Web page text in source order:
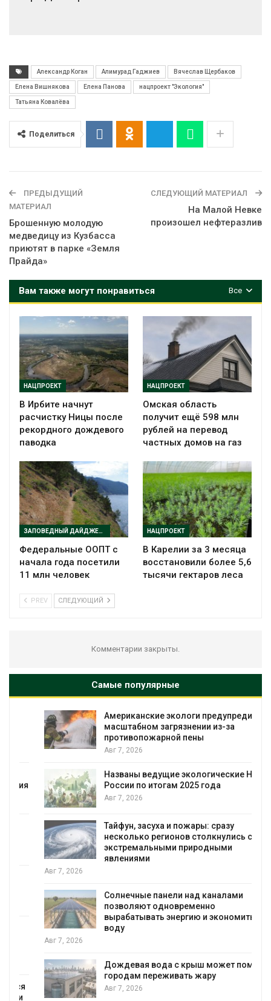
Александр Коган Алимурад Гаджиев Вячеслав Щербаков
Елена Вишнякова Елена Панова нацпроект "Экология"
Татьяна Ковалёва
Поделиться
ПРЕДЫДУЩИЙ
МАТЕРИАЛ
Брошенную молодую
медведицу из Кузбасса
приютят в парке «Земля
Прайда»
СЛЕДУЮЩИЙ МАТЕРИАЛ
На Малой Невке
произошел нефтеразлив
Все
Вам также могут понравиться
НАЦПРОЕКТ
В Ирбите начнут
расчистку Ницы после
рекордного дождевого
паводка
НАЦПРОЕКТ
Омская область
получит ещё 598 млн
рублей на перевод
частных домов на газ
ЗАПОВЕДНЫЙ ДАЙДЖЕСТ
Федеральные ООПТ с
начала года посетили
11 млн человек
НАЦПРОЕКТ
В Карелии за 3 месяца
восстановили более 5,6
тысячи гектаров леса
PREV СЛЕДУЮЩИЙ
Комментарии закрыты.
Самые популярные
Американские экологи предупредили о
масштабном загрязнении из-за
противопожарной пены
Авг 7, 2026
Названы ведущие экологические НКО
России по итогам 2025 года
Авг 7, 2026
Тайфун, засуха и пожары: сразу
несколько регионов столкнулись с
экстремальными природными
явлениями
Авг 7, 2026
Солнечные панели над каналами
позволяют одновременно
вырабатывать энергию и экономить
воду
Авг 7, 2026
Дождевая вода с крыш может помочь
городам переживать жару
Авг 7, 2026